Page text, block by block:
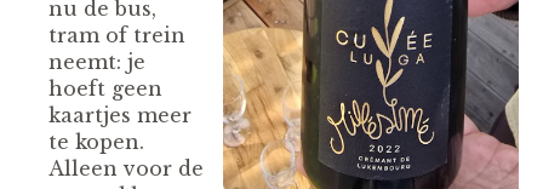
nu de bus,
tram of trein
neemt: je
hoeft geen
kaartjes meer
te kopen.
Alleen voor de